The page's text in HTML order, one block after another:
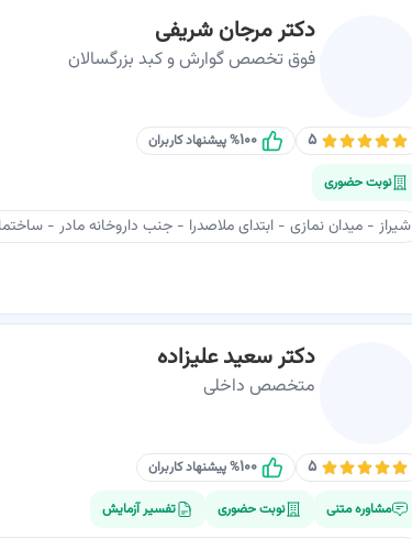
دکتر مرجان شریفی
فوق تخصص گوارش و کبد بزرگسالان
۵ ۱۰۰% پیشنهاد کاربران
نوبت حضوری
شیراز - میدان نمازی - ابتدای ملاصدرا - جنب داروخانه مادر - ساختمان عرفان - طبقه ۴
دکتر سعید علیزاده
متخصص داخلی
۵ ۱۰۰% پیشنهاد کاربران
مشاوره متنی نوبت حضوری تفسیر آزمایش